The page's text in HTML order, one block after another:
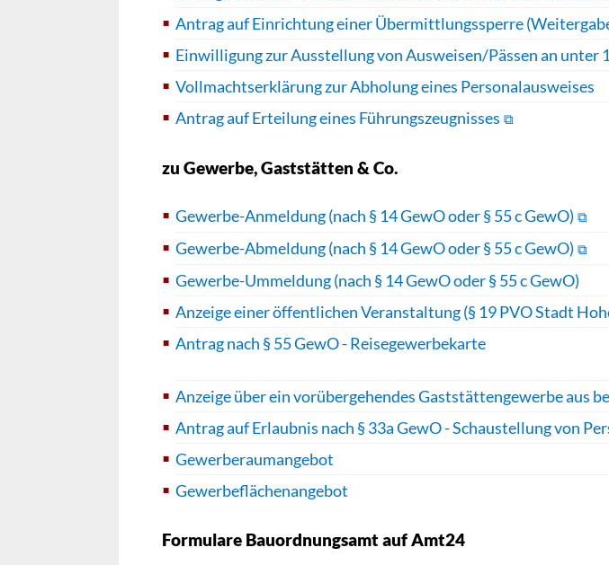
Antrag auf Einrichtung einer Übermittlungssperre
Einwilligung zur Ausstellung von Ausweisen/Pässen an unter
Vollmachtserklärung zur Abholung eines Personalausweises
Antrag auf Erteilung eines Führungszeugnisses
zu Gewerbe, Gaststätten & Co.
Gewerbe-Anmeldung (nach § 14 GewO oder § 55 c GewO)
Gewerbe-Abmeldung (nach § 14 GewO oder § 55 c GewO)
Gewerbe-Ummeldung (nach § 14 GewO oder § 55 c GewO)
Anzeige einer öffentlichen Veranstaltung (§ 19 PVO Stadt
Antrag nach § 55 GewO - Reisegewerbekarte
Anzeige über ein vorübergehendes Gaststättengewerbe aus
Antrag auf Erlaubnis nach § 33a GewO - Schaustellung von
Gewerberaumangebot
Gewerbeflächenangebot
Formulare Bauordnungsamt auf Amt24